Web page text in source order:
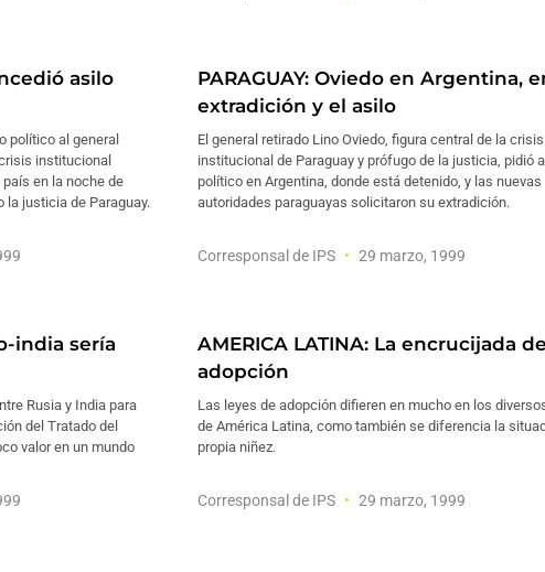
asilo
político al general
institucional
en la noche de
la justicia de Paraguay.
PARAGUAY: Oviedo en Argentina,
extradición y el asilo
El general retirado Lino Oviedo, figura central de la crisis
institucional de Paraguay y prófugo de la justicia, pidió
político en Argentina, donde está detenido, y las nuevas
autoridades paraguayas solicitaron su extradición.
Corresponsal de IPS 29 marzo, 1999
india sería
Rusia y India para
del Tratado del
valor en un mundo
AMERICA LATINA: La encrucijada
adopción
Las leyes de adopción difieren en mucho en los
de América Latina, como también se diferencia la
propia niñez.
Corresponsal de IPS 29 marzo, 1999